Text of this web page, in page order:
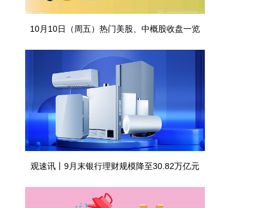
10月10日（周五）热门美股、中概股收盘一览
观速讯丨9月末银行理财规模降至30.82万亿元